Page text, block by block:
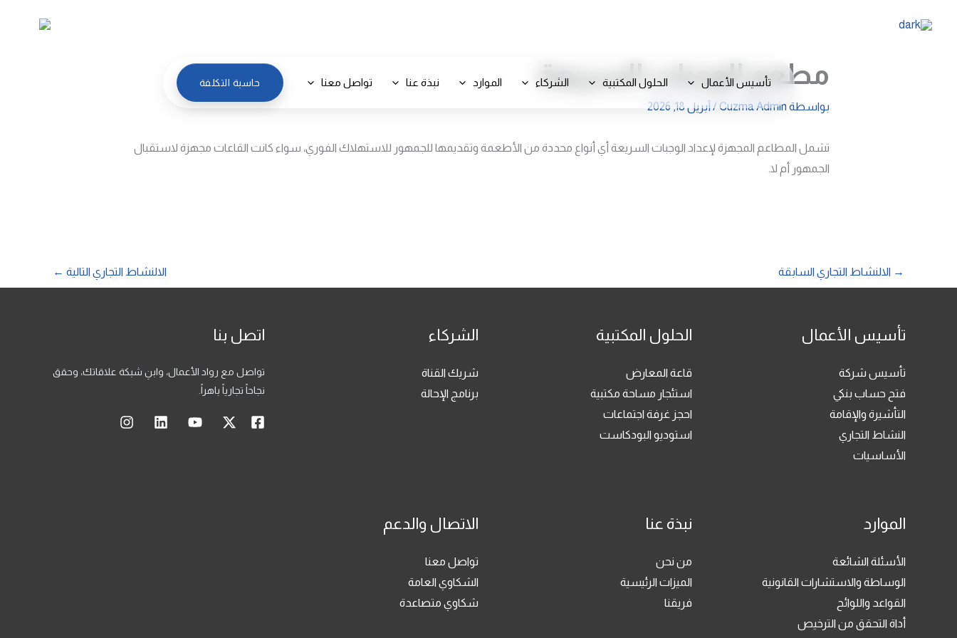
تأسيس الأعمال الحلول المكتبية الشركاء الموارد نبذة عنا تواصل معنا حاسبة التكلفة مطعم الوجبات السريعة
بواسطة Cuzma Admin
/ أبريل 18, 2026
تشمل المطاعم المجهزة لإعداد الوجبات السريعة أي أنواع محددة من الأطعمة وتقديمها للجمهور للاستهلاك الفوري، سواء كانت القاعات مجهزة لاستقبال
الجمهور أم لا.
→ الالنشاط التجاري السابقة الالنشاط التجاري التالية ←
تأسيس الأعمال
تأسيس شركة
فتح حساب بنكي
التأشيرة والإقامة
النشاط التجاري
الأساسيات
الحلول المكتبية
قاعة المعارض
استئجار مساحة مكتبية
احجز غرفة اجتماعات
استوديو البودكاست
الشركاء
شريك القناة
برنامج الإحالة
اتصل بنا
تواصل مع رواد الأعمال، وابنِ شبكة علاقاتك، وحقق
نجاحاً تجارياً باهراً.
الموارد
الأسئلة الشائعة
الوساطة والاستشارات القانونية
القواعد واللوائح
أداة التحقق من الترخيص
نبذة عنا
من نحن
الميزات الرئيسية
فريقنا
الاتصال والدعم
تواصل معنا
الشكاوي العامة
شكاوي متصاعدة